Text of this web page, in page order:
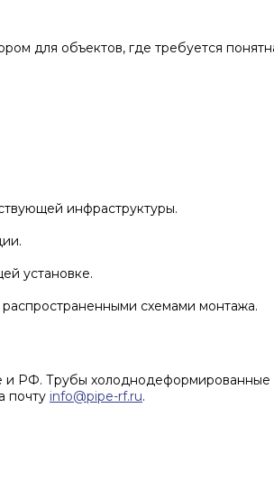
для объектов, где требуется
инфраструктуры.
установке.
схемами монтажа.
РФ. Трубы холоднодеформированные
почту info@pipe-rf.ru.